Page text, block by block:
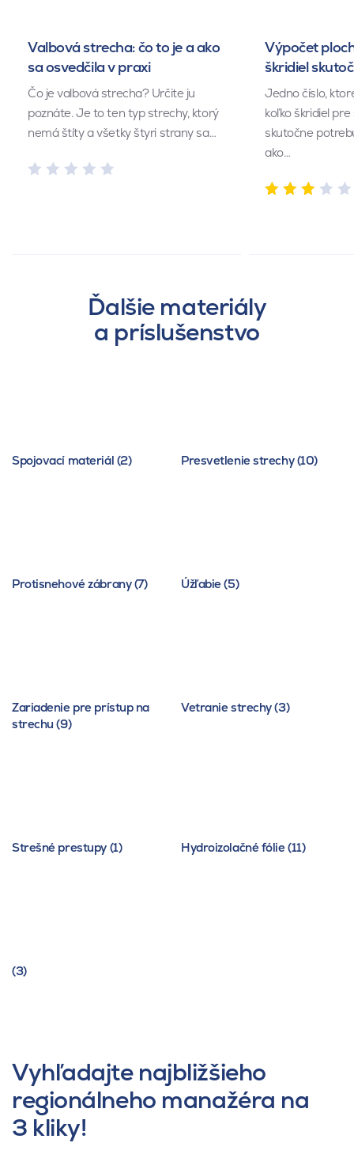
Valbová strecha: čo to je a ako
sa osvedčila v praxi
Čo je valbová strecha? Určite ju
poznáte. Je to ten typ strechy, ktorý
nemá štíty a všetky štyri strany sa…
Výpočet
škridiel
Jedno číslo,
koľko škridiel
skutočne
ako…
Ďalšie materiály
a príslušenstvo
Spojovací materiál (2) Presvetlenie strechy (10)
Protisnehové zábrany (7) Úžľabie (5)
Zariadenie pre prístup na
strechu (9)
Vetranie strechy (3)
Strešné prestupy (1) Hydroizolačné fólie (11)
(3)
Vyhľadajte najbližšieho
regionálneho manažéra na
3 kliky!